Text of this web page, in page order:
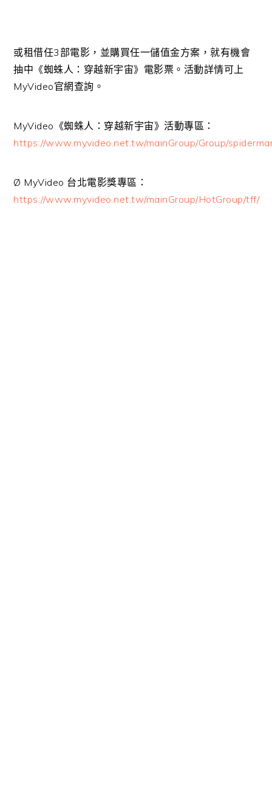
或租借任3部電影，並購買任一儲值金方案，就有機會
抽中《蜘蛛人：穿越新宇宙》電影票。活動詳情可上
MyVideo官網查詢。
MyVideo《蜘蛛人：穿越新宇宙》活動專區：
https://www.myvideo.net.tw/mainGroup/Group/
Ø MyVideo 台北電影獎專區：
https://www.myvideo.net.tw/mainGroup/HotGroup/tff/